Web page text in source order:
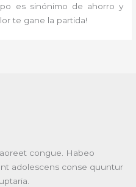
es sinónimo de ahorro y
te gane la partida!
congue. Habeo
adolescens conse quuntur